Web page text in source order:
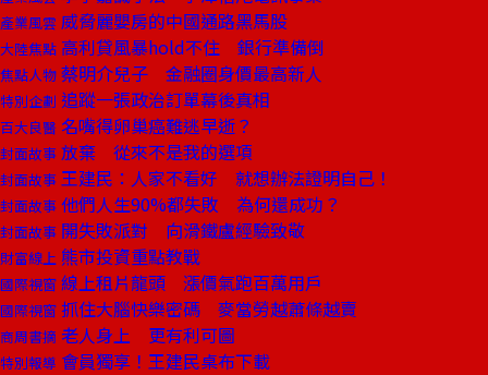
產業風雲 威脅麗嬰房的中國通路黑馬股
大陸焦點 高利貸風暴hold不住 銀行準備倒
焦點人物 蔡明介兒子 金融圈身價最高新人
特別企劃 追蹤一張政治訂單幕後真相
百大良醫 名嘴得卵巢癌難逃早逝？
封面故事 放棄 從來不是我的選項
封面故事 王建民：人家不看好 就想辦法證明自己！
封面故事 他們人生90%都失敗 為何還成功？
封面故事 開失敗派對 向滑鐵盧經驗致敬
財富線上 熊市投資重點教戰
國際視窗 線上租片龍頭 漲價氣跑百萬用戶
國際視窗 抓住大腦快樂密碼 麥當勞越蕭條越賣
商周書摘 老人身上 更有利可圖
特別報導 會員獨享！王建民桌布下載